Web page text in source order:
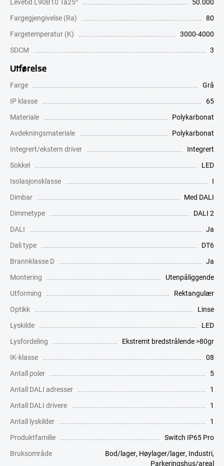
Fargegjengivelse (Ra)
80
Fargetemperatur (K)
3000-4000
SDCM
3
Utførelse
Farge
Grå
IP klasse
65
Materiale
Polykarbonat
Avdekningsmateriale
Polykarbonat
Integrert/ekstern driver
Integrert
Sokkel
LED
Isolasjonsklasse
I
Dimbar
Med DALI
Dimmetype
DALI 2
DALI
Ja
Dali type
DT6
Brannklasse D
Ja
Montering
Utenpåliggende
Utforming
Rektangulær
Optikk
Linse
Lyskilde
LED
Lysfordeling
Ekstremt bredstrålende >80gr
IK-klasse
08
Antall poler
5
Antall DALI adresser
1
Antall DALI drivere
1
Antall lyskilder
1
Produktfamilie
Switch IP65 Pro
Bruksområde
Bod/lager, Høylager/lager, Industri,
Parkeringshus/areal